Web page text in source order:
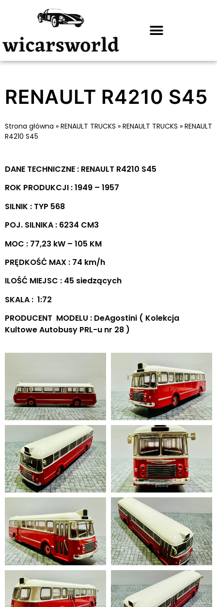
RENAULT R4210 S45
Strona główna » RENAULT TRUCKS » RENAULT TRUCKS » RENAULT
R4210 S45
DANE TECHNICZNE : RENAULT R4210 S45
ROK PRODUKCJI : 1949 – 1957
SILNIK : TYP 568
POJ. SILNIKA : 6234 CM3
MOC : 77,23 kW – 105 KM
PRĘDKOŚĆ MAX : 74 km/h
ILOŚĆ MIEJSC : 45 siedzących
SKALA : 1:72
PRODUCENT MODELU : DeAgostini ( Kolekcja
Kultowe Autobusy PRL-u nr 28 )